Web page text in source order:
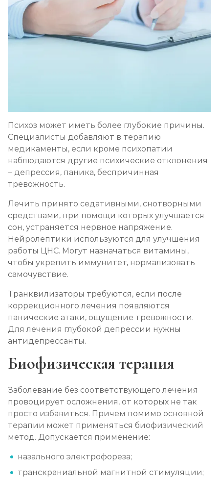
Психоз может иметь более глубокие причины.
Специалисты добавляют в терапию
медикаменты, если кроме психопатии
наблюдаются другие психические отклонения
– депрессия, паника, беспричинная
тревожность.
Лечить принято седативными, снотворными
средствами, при помощи которых улучшается
сон, устраняется нервное напряжение.
Нейролептики используются для улучшения
работы ЦНС. Могут назначаться витамины,
чтобы укрепить иммунитет, нормализовать
самочувствие.
Транквилизаторы требуются, если после
коррекционного лечения появляются
панические атаки, ощущение тревожности.
Для лечения глубокой депрессии нужны
антидепрессанты.
Биофизическая терапия
Заболевание без соответствующего лечения
провоцирует осложнения, от которых не так
просто избавиться. Причем помимо основной
терапии может применяться биофизический
метод. Допускается применение:
назального электрофореза;
транскраниальной магнитной стимуляции;